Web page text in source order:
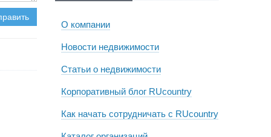
О компании
Новости недвижимости
Статьи о недвижимости
Корпоративный блог RUcountry
Как начать сотрудничать с RUcountry